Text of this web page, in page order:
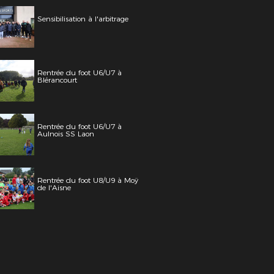
Sensibilisation à l'arbitrage
Rentrée du foot U6/U7 à
Blérancourt
Rentrée du foot U6/U7 à
Aulnois SS Laon
Rentrée du foot U8/U9 à Moÿ
de l'Aisne